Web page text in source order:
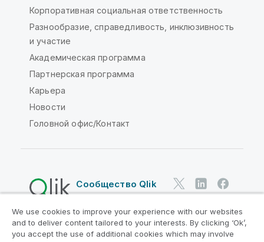
Корпоративная социальная ответственность
Разнообразие, справедливость, инклюзивность
и участие
Академическая программа
Партнерская программа
Карьера
Новости
Головной офис/Контакт
Сообщество Qlik
Юридические соглашения
Условия использования продуктов
We use cookies to improve your experience with our websites
and to deliver content tailored to your interests. By clicking ‘Ok’,
you accept the use of additional cookies which may involve